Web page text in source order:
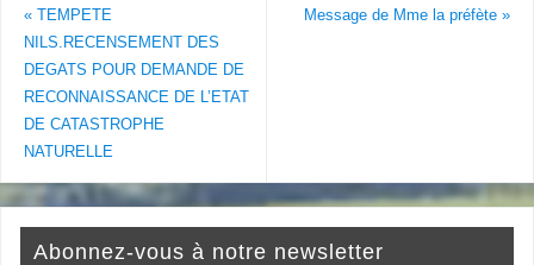
«TEMPETE
NILS.RECENSEMENT DES
DEGATS POUR DEMANDE DE
RECONNAISSANCE DE L’ETAT
DE CATASTROPHE
NATURELLE
Message de Mme la préfète»
Abonnez-vous à notre newsletter